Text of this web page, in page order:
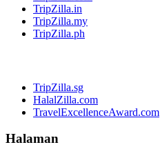
TripZilla.in
TripZilla.my
TripZilla.ph
TripZilla.sg
HalalZilla.com
TravelExcellenceAward.com
Halaman